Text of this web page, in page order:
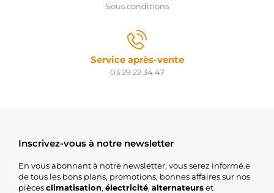
Sous conditions
Service après-vente
03 29 22 34 47
Inscrivez-vous à notre newsletter
En vous abonnant à notre newsletter, vous serez informé.e
de tous les bons plans, promotions, bonnes affaires sur nos
piècesclimatisation, électricité, alternateurset